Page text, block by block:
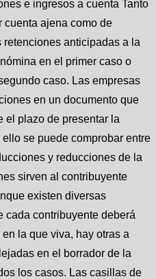
e ingresos a cuenta Tanto
cuenta ajena como de
anticipadas a la
en el primer caso o
caso. Las empresas
en un documento que
el plazo de presentar la
se puede comprobar entre
y reducciones de la
sirven al contribuyente
existen diversas
cada contribuyente deberá
la que viva, hay otras a
en el borrador de la
los casos. Las casillas de